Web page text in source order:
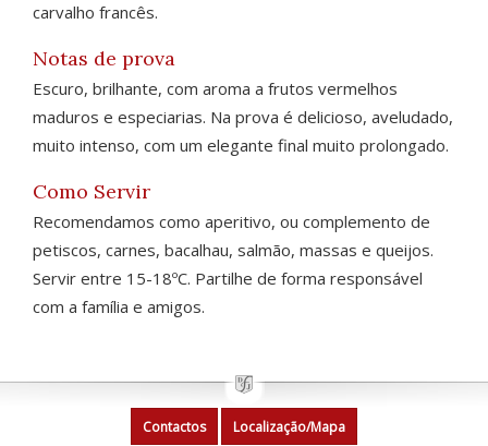
carvalho francês.
Notas de prova
Escuro, brilhante, com aroma a frutos vermelhos
maduros e especiarias. Na prova é delicioso, aveludado,
muito intenso, com um elegante final muito prolongado.
Como Servir
Recomendamos como aperitivo, ou complemento de
petiscos, carnes, bacalhau, salmão, massas e queijos.
Servir entre 15-18ºC. Partilhe de forma responsável
com a família e amigos.
Contactos Localização/Mapa